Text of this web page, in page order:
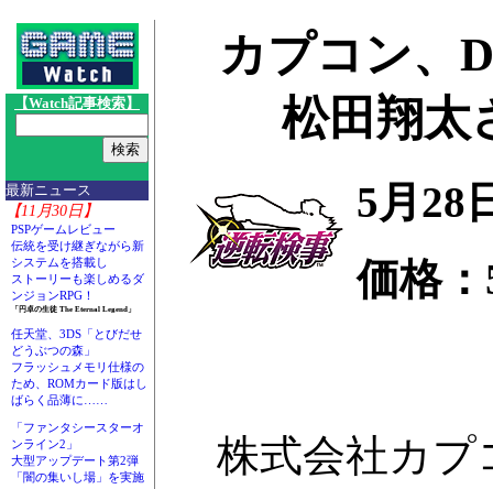
【Watch記事検索】
最新ニュース
【11月30日】
PSPゲームレビュー
伝統を受け継ぎながら新
システムを搭載し
ストーリーも楽しめるダ
ンジョンRPG！
「円卓の生徒 The Eternal Legend」
任天堂、3DS「とびだせ
どうぶつの森」
フラッシュメモリ仕様の
ため、ROMカード版はし
ばらく品薄に……
「ファンタシースターオ
ンライン2」
大型アップデート第2弾
「闇の集いし場」を実施
カプコン、
松田翔太
5月28
価格：
株式会社カプ